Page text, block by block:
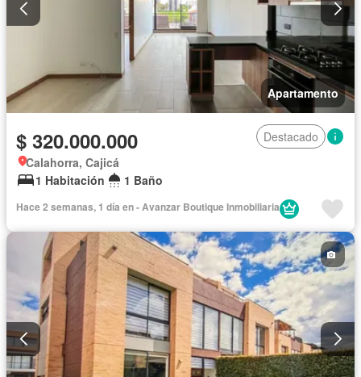
Apartamento
$ 320.000.000
Destacado
Calahorra, Cajicá
1 Habitación
1 Baño
Hace 2 semanas, 1 día en - Avanzar Boutique Inmobiliaria